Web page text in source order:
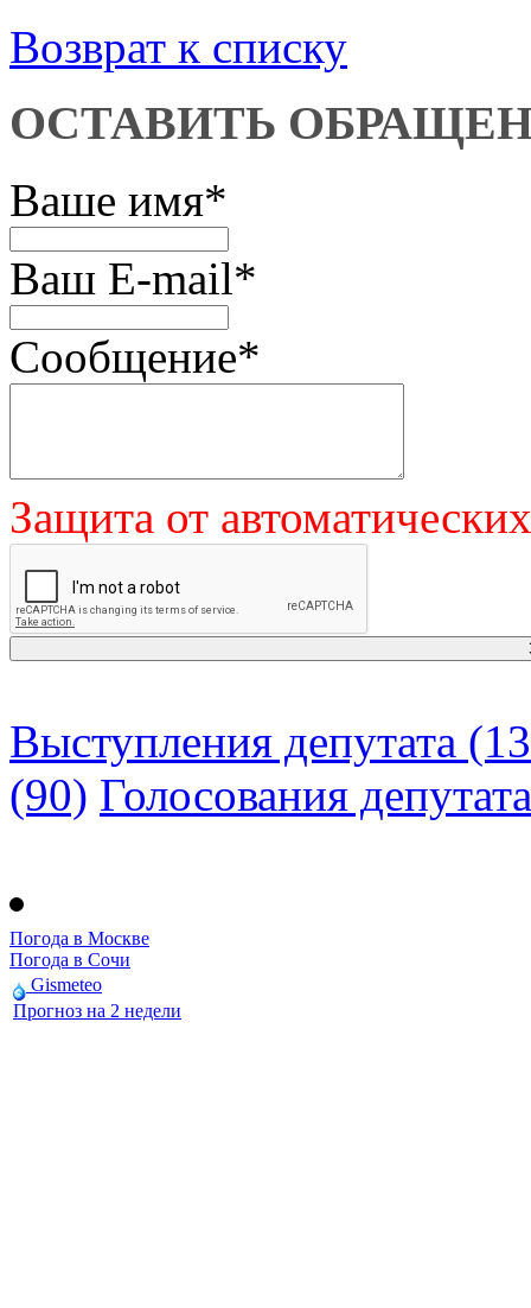
Возврат к списку
ОСТАВИТЬ
Ваше имя*
Ваш E-mail*
Сообщение*
Защита от
Выступления депутата
(90) Голосования депутата
Погода в Москве
Погода в Сочи
Gismeteo
Прогноз на 2 недели